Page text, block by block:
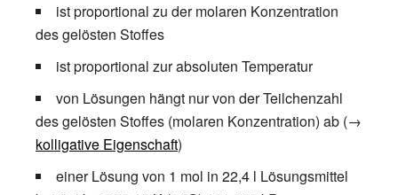
ist proportional zu der molaren Konzentration
des gelösten Stoffes
ist proportional zur absoluten Temperatur
von Lösungen hängt nur von der Teilchenzahl
des gelösten Stoffes (molaren Konzentration) ab (→
kolligative Eigenschaft)
einer Lösung von 1 mol in 22,4 l Lösungsmittel